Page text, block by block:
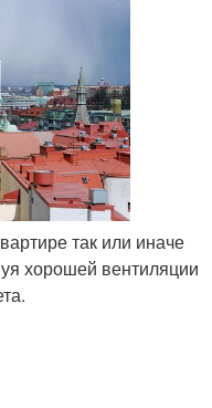
так или иначе
хорошей вентиляции